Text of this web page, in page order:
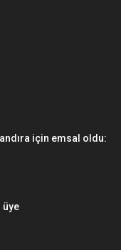
için emsal oldu:
üye